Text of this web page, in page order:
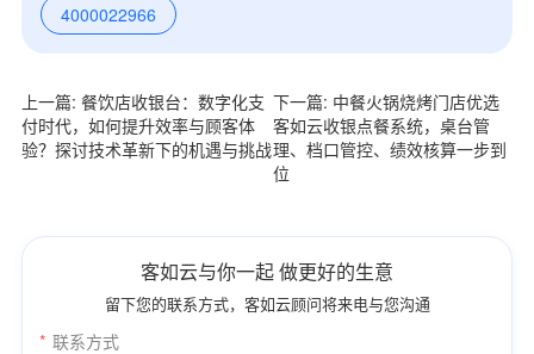
4000022966
上一篇: 餐饮店收银台：数字化支
付时代，如何提升效率与顾客体
验？探讨技术革新下的机遇与挑战
下一篇: 中餐火锅烧烤门店优选
客如云收银点餐系统，桌台管
理、档口管控、绩效核算一步到
位
客如云与你一起 做更好的生意
留下您的联系方式，客如云顾问将来电与您沟通
* 联系方式